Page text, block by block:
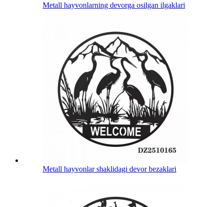
Metall hayvonlarning devorga osilgan ilgaklari
Metall hayvonlar shaklidagi devor bezaklari